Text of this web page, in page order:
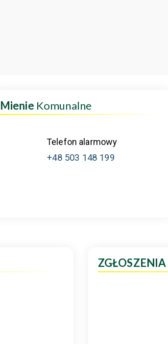
Mienie Komunalne
Telefon alarmowy
+48 503 148 199
ZGŁOSZENIA